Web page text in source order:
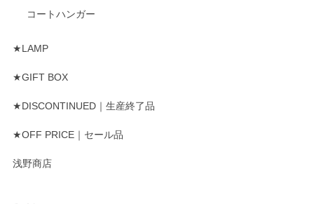
コートハンガー
★LAMP
★GIFT BOX
★DISCONTINUED｜生産終了品
★OFF PRICE｜セール品
浅野商店